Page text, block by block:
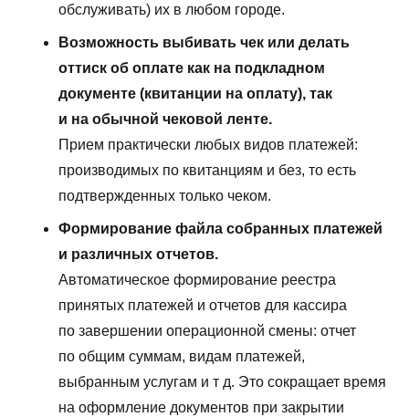
обслуживать) их в любом городе.
Возможность выбивать чек или делать
оттиск об оплате как на подкладном
документе (квитанции на оплату), так
и на обычной чековой ленте.
Прием практически любых видов платежей:
производимых по квитанциям и без, то есть
подтвержденных только чеком.
Формирование файла собранных платежей
и различных отчетов.
Автоматическое формирование реестра
принятых платежей и отчетов для кассира
по завершении операционной смены: отчет
по общим суммам, видам платежей,
выбранным услугам и т д. Это сокращает время
на оформление документов при закрытии